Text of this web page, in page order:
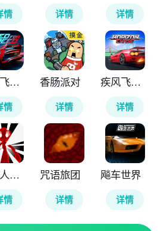
情 详情 详情
极品飞车无极限
情
香肠派对
详情
疾风飞车世界
详情
火柴人计划重生
情
咒语旅团
详情
飚车世界
详情